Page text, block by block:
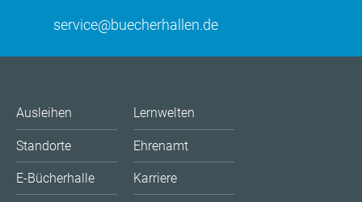
service@buecherhallen.de
Ausleihen
Standorte
E-Bücherhalle
Lernwelten
Ehrenamt
Karriere